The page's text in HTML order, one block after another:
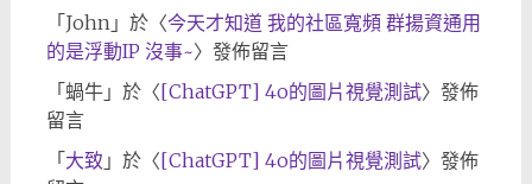
「 John」於〈今天才知道 我的社區寬頻 群揚資通用
的是浮動IP 沒事~〉發佈留言
「 蝸牛」於〈[ChatGPT] 4o的圖片視覺測試〉發佈
留言
「 大致 」於〈[ChatGPT] 4o的圖片視覺測試〉發佈